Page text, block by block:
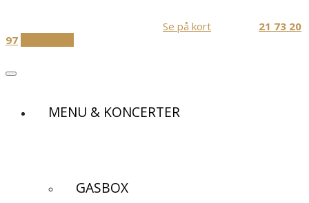
content
Se på kort
21 73 20
97
MENU & KONCERTER
GASBOX